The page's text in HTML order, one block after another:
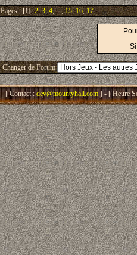
Pages :[1],2,3,4, ...,15,16,17
Changer de Forum
[ Contact : dev@mountyhall.com ] - [ Heure